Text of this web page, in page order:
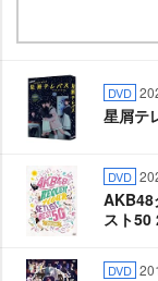
DVD
星屑テ
DVD
AKB48
スト50
DVD